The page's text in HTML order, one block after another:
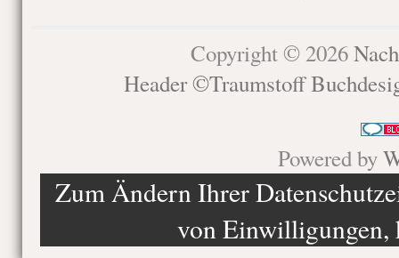
Copyright © 2026
Header ©Traumstoff
Powered by
Zum Ändern Ihrer
von